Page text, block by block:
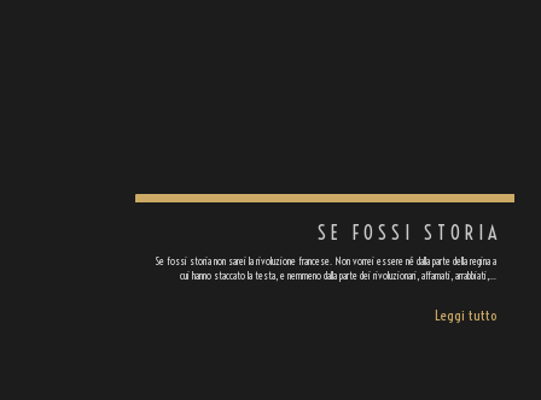
SE FOSSI STORIA
Se fossi storia non sarei la rivoluzione francese. Non vorrei essere né dalla parte della regina a
cui hanno staccato la testa, e nemmeno dalla parte dei rivoluzionari, affamati, arrabbiati,…
Leggi tutto